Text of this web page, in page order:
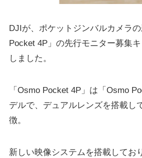
DJIが、ポケットジンバルカメラ
Pocket 4P」の先行モニター募集
しました。
「Osmo Pocket 4P」は「Osmo
デルで、デュアルレンズを搭載し
徴。
新しい映像システムを搭載してお